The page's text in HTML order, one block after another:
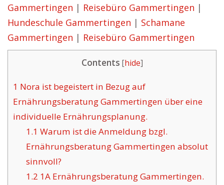
Gammertingen | Reisebüro Gammertingen |
Hundeschule Gammertingen | Schamane
Gammertingen | Reisebüro Gammertingen
Contents [hide]
1 Nora ist begeistert in Bezug auf
Ernährungsberatung Gammertingen über eine
individuelle Ernährungsplanung.
1.1 Warum ist die Anmeldung bzgl.
Ernährungsberatung Gammertingen absolut
sinnvoll?
1.2 1A Ernährungsberatung Gammertingen.